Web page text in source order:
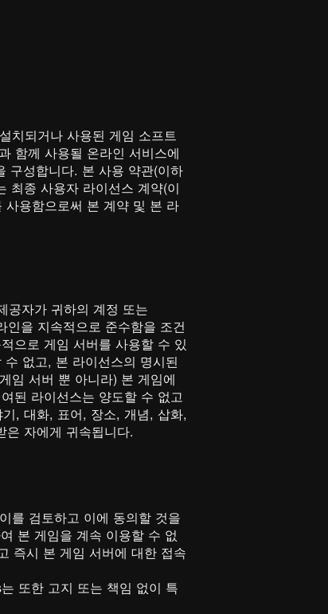
치되거나 사용된 게임 소프트
함께 사용될 온라인 서비스에
구성합니다. 본 사용 약관(이하
최종 사용자 라이선스 계약(이
용함으로써 본 계약 및 본 라
공자가 귀하의 계정 또는
을 지속적으로 준수함을 조건
으로 게임 서버를 사용할 수 있
없고, 본 라이선스의 명시된
임 서버 뿐 아니라) 본 게임에
된 라이선스는 양도할 수 없고
, 대화, 표어, 장소, 개념, 삽화,
자에게 귀속됩니다.
를 검토하고 이에 동의할 것을
본 게임을 계속 이용할 수 없
즉시 본 게임 서버에 대한 접속
또한 고지 또는 책임 없이 특